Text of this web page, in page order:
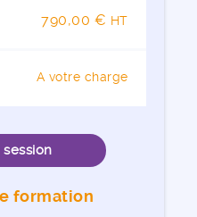
790,00 € HT
A votre charge
session
formation